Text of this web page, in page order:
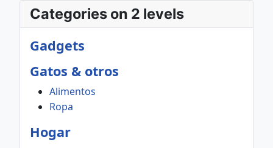
Categories on 2 levels
Gadgets
Gatos & otros
Alimentos
Ropa
Hogar